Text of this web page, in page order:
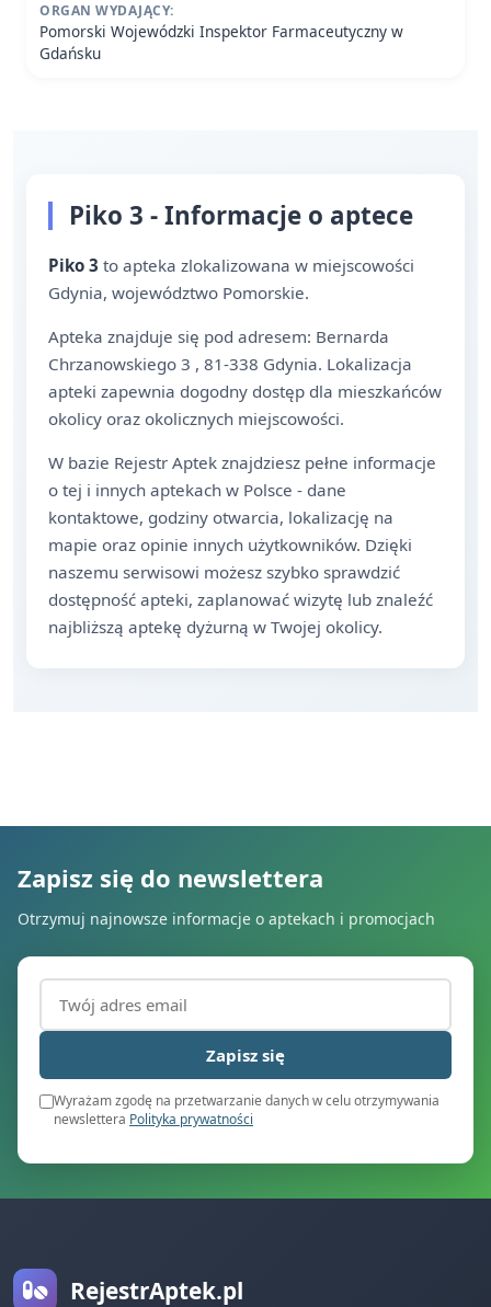
ORGAN WYDAJĄCY:
Pomorski Wojewódzki Inspektor Farmaceutyczny w
Gdańsku
Piko 3 - Informacje o aptece
Piko 3 to apteka zlokalizowana w miejscowości
Gdynia, województwo Pomorskie.
Apteka znajduje się pod adresem: Bernarda
Chrzanowskiego 3 , 81-338 Gdynia. Lokalizacja
apteki zapewnia dogodny dostęp dla mieszkańców
okolicy oraz okolicznych miejscowości.
W bazie Rejestr Aptek znajdziesz pełne informacje
o tej i innych aptekach w Polsce - dane
kontaktowe, godziny otwarcia, lokalizację na
mapie oraz opinie innych użytkowników. Dzięki
naszemu serwisowi możesz szybko sprawdzić
dostępność apteki, zaplanować wizytę lub znaleźć
najbliższą aptekę dyżurną w Twojej okolicy.
Zapisz się do newslettera
Otrzymuj najnowsze informacje o aptekach i promocjach
Adres email (wymagany)
Zapisz się
Wyrażam zgodę na przetwarzanie danych w celu otrzymywania
newslettera Polityka prywatności
RejestrAptek.pl